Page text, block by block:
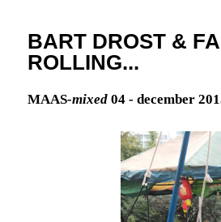
BART DROST &
ROLLING...
MAAS-mixed 04 - december